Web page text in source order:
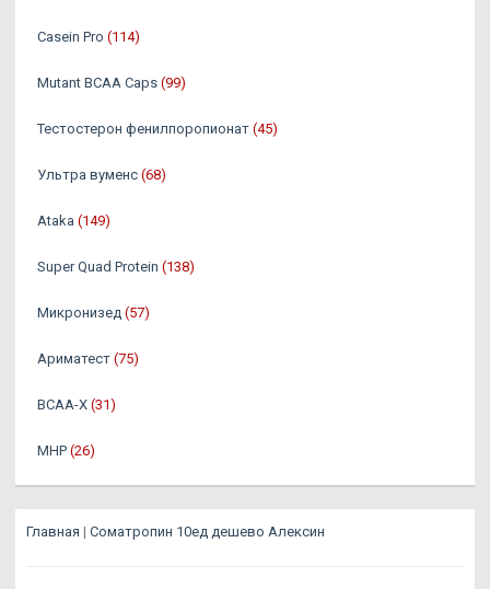
Casein Pro (114)
Mutant BCAA Caps (99)
Тестостерон фенилпоропионат (45)
Ультра вуменс (68)
Ataka (149)
Super Quad Protein (138)
Микронизед (57)
Ариматест (75)
BCAA-X (31)
MHP (26)
Главная | Cоматропин 10ед дешево Алексин